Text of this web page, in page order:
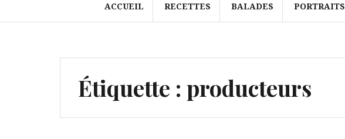
ACCUEIL RECETTES BALADES PORTRAITS
Étiquette : producteurs